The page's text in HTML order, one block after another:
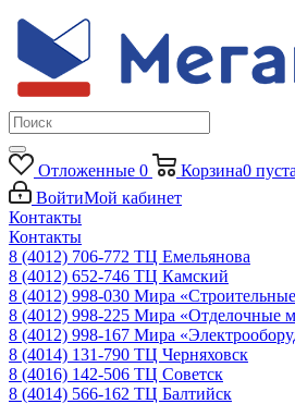
Отложенные 0 Корзина0 пуста
ВойтиМой кабинет
Контакты
Контакты
8 (4012) 706-772 ТЦ Емельянова
8 (4012) 652-746 ТЦ Камский
8 (4012) 998-030 Мира
8 (4012) 998-225 Мира «Отделочные
8 (4012) 998-167 Мира
8 (4014) 131-790 ТЦ Черняховск
8 (4016) 142-506 ТЦ Советск
8 (4014) 566-162 ТЦ Балтийск